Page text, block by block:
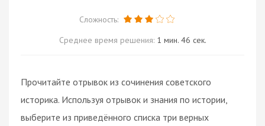
Сложность:
Среднее время решения: 1 мин. 46 сек.
Прочитайте отрывок из сочинения советского
историка. Используя отрывок и знания по истории,
выберите из приведённого списка три верных